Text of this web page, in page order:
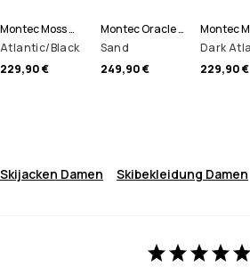
Montec Moss W Skijacke Damen
Atlantic/Black
229,90 €
Montec Oracle W Skijacke Damen
Sand
249,90 €
229,90 €
Skijacken Damen Skibekleidung Damen